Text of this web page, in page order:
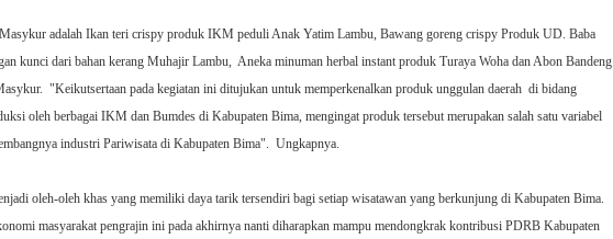
adalah Ikan teri crispy produk IKM peduli Anak Yatim Lambu, Bawang goreng crispy Produk UD. Baba
kunci dari bahan kerang Muhajir Lambu, Aneka minuman herbal instant produk Turaya Woha dan Abon Bandeng
"Keikutsertaan pada kegiatan ini ditujukan untuk memperkenalkan produk unggulan daerah di bidang
oleh berbagai IKM dan Bumdes di Kabupaten Bima, mengingat produk tersebut merupakan salah satu variabel
industri Pariwisata di Kabupaten Bima". Ungkapnya.
oleh-oleh khas yang memiliki daya tarik tersendiri bagi setiap wisatawan yang berkunjung di Kabupaten Bima.
masyarakat pengrajin ini pada akhirnya nanti diharapkan mampu mendongkrak kontribusi PDRB Kabupaten